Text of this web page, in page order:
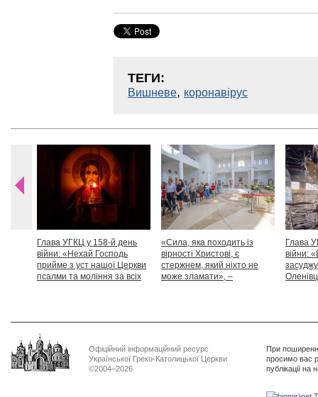
ТЕГИ:
Вишневе, коронавірус
Глава УГКЦ у 158-й день
війни: «Нехай Господь
прийме з уст нашої Церкви
псалми та моління за всіх
«Сила, яка походить із
вірності Христові, є
стержнем, який ніхто не
може зламати», –
Глава
війни:
Офіційний інформаційний ресурс
Української Греко-Католицької Церкви
©2004–2026
При
просимо вас
публікації на